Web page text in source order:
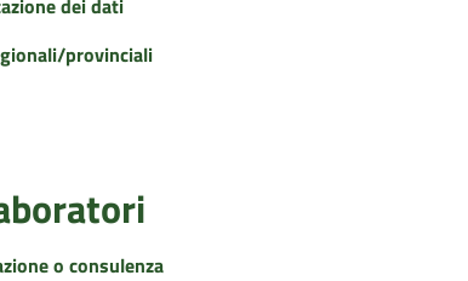
dei dati
provinciali
o consulenza